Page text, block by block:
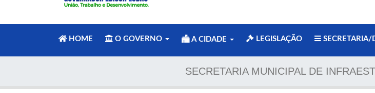
HOME O GOVERNO A CIDADE LEGISLAÇÃO SECRETARIA/
SECRETARIA MUNICIPAL DE